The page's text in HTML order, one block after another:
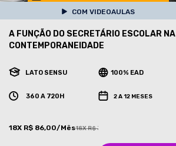
COM VIDEOAULAS
A FUNÇÃO DO SECRETÁRIO ESCOLAR NA
CONTEMPORANEIDADE
LATO SENSU 100% EAD
360 A 720H 2 A 12 MESES
18X R$ 86,00/Mês18X R$ 387,00/Mês